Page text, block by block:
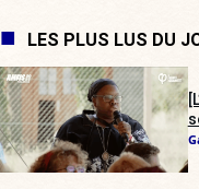
LES PLUS LUS DU